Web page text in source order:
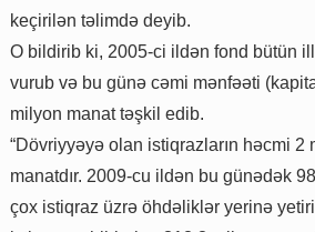
keçirilən təlimdə deyib.
O bildirib ki, 2005-ci ildən fond bütün
vurub və bu günə cəmi mənfəəti
milyon manat təşkil edib.
“Dövriyyəyə olan istiqrazların həcmi 2
manatdır. 2009-cu ildən bu günədək
çox istiqraz üzrə öhdəliklər yerinə